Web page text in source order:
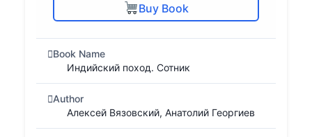
Buy Book
Book Name
Индийский поход. Сотник
Author
Алексей Вязовский, Анатолий Георгиев